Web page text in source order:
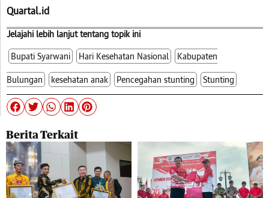
Quartal.id
Jelajahi lebih lanjut tentang topik ini
Bupati Syarwani Hari Kesehatan Nasional Kabupaten
Bulungan kesehatan anak Pencegahan stunting Stunting
Berita Terkait